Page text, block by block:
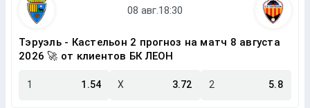
Тэруэль - Кастельон 2 прогноз на матч 8 августа
2026 🚀 от клиентов БК ЛЕОН
1 1.54 X 3.72 2 5.8